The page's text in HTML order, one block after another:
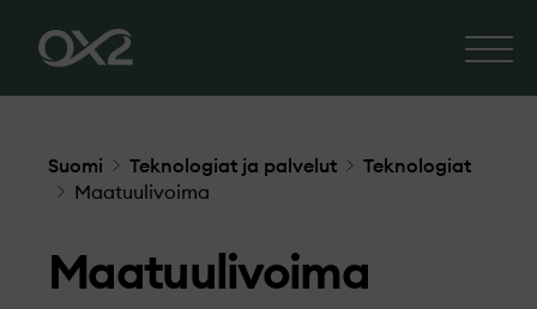
Suomi Teknologiat ja palvelut
Teknologiat
Maatuulivoima
Maatuulivoima